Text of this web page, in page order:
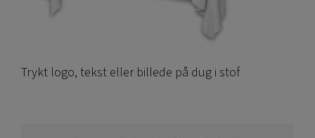
Trykt logo, tekst eller billede på dug i stof